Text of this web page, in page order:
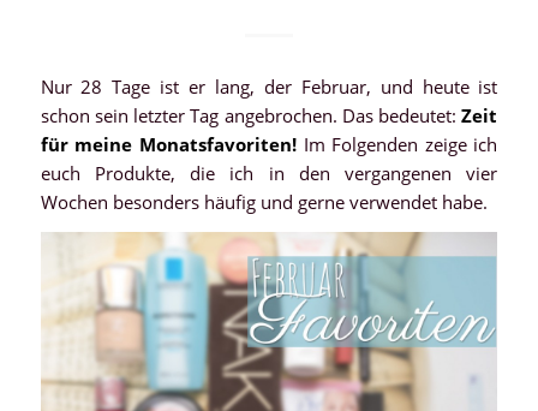
Nur 28 Tage ist er lang, der Februar, und heute ist
schon sein letzter Tag angebrochen. Das bedeutet:Zeit
für meine Monatsfavoriten! Im Folgenden zeige ich
euch Produkte, die ich in den vergangenen vier
Wochen besonders häufig und gerne verwendet habe.